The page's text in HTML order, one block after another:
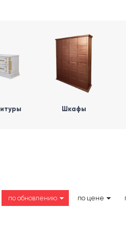
Шкафы
по обновлению по цене